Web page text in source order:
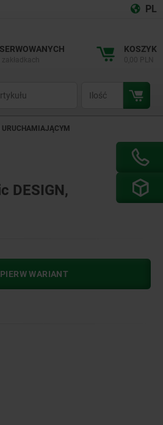
PL
KOSZYK
URUCHAMIAJĄCYM
DESIGN,
WARIANT